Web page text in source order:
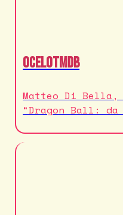
OcelotMDB
Matteo Di Bella,
“Dragon Ball: da